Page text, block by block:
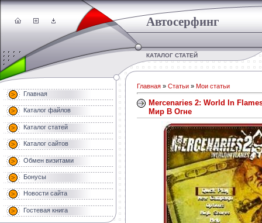
Автосерфинг
КАТАЛОГ СТАТЕЙ
Главная
Каталог файлов
Каталог статей
Каталог сайтов
Обмен визитами
Бонусы
Новости сайта
Гостевая книга
Главная » Статьи » Мои статьи
Mercenaries 2: World In
Мир В Огне